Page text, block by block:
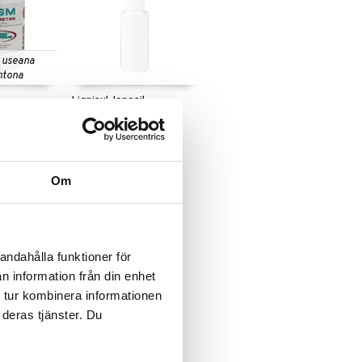
Om
funktioner för
information från din enhet
kombinera informationen
tjänster. Du
Lignisul-Ionosil
Sprayflaska
ION SILVER